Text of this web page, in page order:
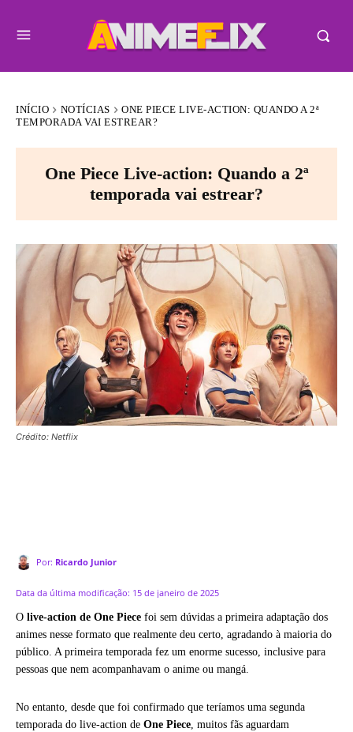
INÍCIO NOTÍCIAS
ONE PIECE LIVE-ACTION: QUANDO A 2ª
TEMPORADA VAI ESTREAR?
One Piece Live-action: Quando a 2ª
temporada vai estrear?
Crédito: Netflix
Por: Ricardo Junior
Data da última modificação: 15 de janeiro de 2025
O live-action de One Piece foi sem dúvidas a primeira adaptação dos
animes nesse formato que realmente deu certo, agradando à maioria do
público. A primeira temporada fez um enorme sucesso, inclusive para
pessoas que nem acompanhavam o anime ou mangá.
No entanto, desde que foi confirmado que teríamos uma segunda
temporada do live-action de One Piece, muitos fãs aguardam